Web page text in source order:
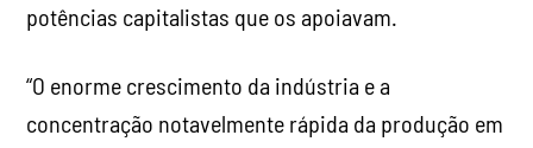
potências capitalistas que os apoiavam.
“O enorme crescimento da indústria e a
concentração notavelmente rápida da produção em